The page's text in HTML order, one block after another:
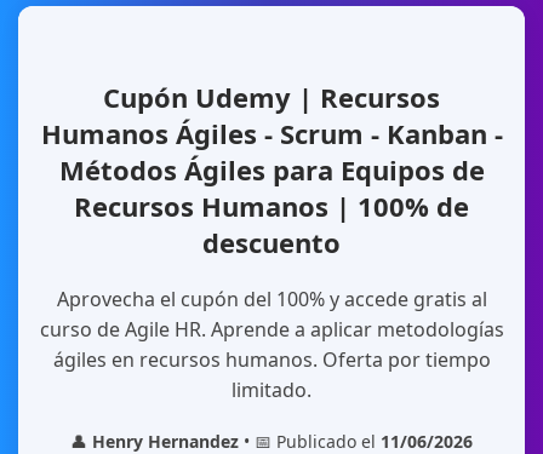
Cupón Udemy | Recursos
Humanos Ágiles - Scrum - Kanban -
Métodos Ágiles para Equipos de
Recursos Humanos | 100% de
descuento
Aprovecha el cupón del 100% y accede gratis al
curso de Agile HR. Aprende a aplicar metodologías
ágiles en recursos humanos. Oferta por tiempo
limitado.
👤 Henry Hernandez • 📅 Publicado el 11/06/2026